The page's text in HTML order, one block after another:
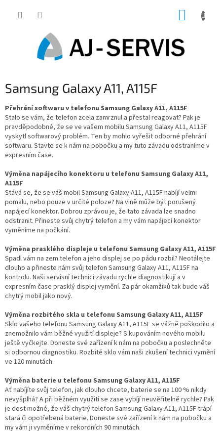
Samsung Galaxy A11, A115F
Přehrání softwaru v telefonu Samsung Galaxy A11, A115F
Stalo se vám, že telefon zcela zamrznul a přestal reagovat? Pak je
pravděpodobné, že se ve vašem mobilu Samsung Galaxy A11, A115F
vyskytl softwarový problém. Ten by mohlo vyřešit odborné přehrání
softwaru. Stavte se k nám na pobočku a my tuto závadu odstraníme v
expresním čase.
Výměna napájecího konektoru u telefonu Samsung Galaxy A11,
A115F
Stává se, že se váš mobil Samsung Galaxy A11, A115F nabíjí velmi
pomalu, nebo pouze v určité poloze? Na vině může být porušený
napájecí konektor. Dobrou zprávou je, že tato závada lze snadno
odstranit. Přineste svůj chytrý telefon a my vám napájecí konektor
vyměníme na počkání.
Výměna prasklého displeje u telefonu Samsung Galaxy A11, A115F
Spadl vám na zem telefon a jeho displej se po pádu rozbil? Neotálejte
dlouho a přineste nám svůj telefon Samsung Galaxy A11, A115F na
kontrolu. Naši servisní technici závadu rychle diagnostikují a v
expresním čase prasklý displej vymění. Za pár okamžiků tak bude váš
chytrý mobil jako nový.
Výměna rozbitého skla u telefonu Samsung Galaxy A11, A115F
Sklo vašeho telefonu Samsung Galaxy A11, A115F se vážně poškodilo a
znemožnilo vám běžné využití displeje? S kupováním nového mobilu
ještě vyčkejte. Doneste své zařízení k nám na pobočku a poslechněte
si odbornou diagnostiku. Rozbité sklo vám naši zkušení technici vymění
ve 120 minutách.
Výměna baterie u telefonu Samsung Galaxy A11, A115F
Ať nabíjíte svůj telefon, jak dlouho chcete, baterie se na 100 % nikdy
nevyšplhá? A při běžném využití se zase vybíjí neuvěřitelně rychle? Pak
je dost možné, že váš chytrý telefon Samsung Galaxy A11, A115F trápí
stará či opotřebená baterie. Doneste své zařízení k nám na pobočku a
my vám ji vyměníme v rekordních 90 minutách.